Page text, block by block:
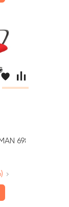
698 ТВ хром